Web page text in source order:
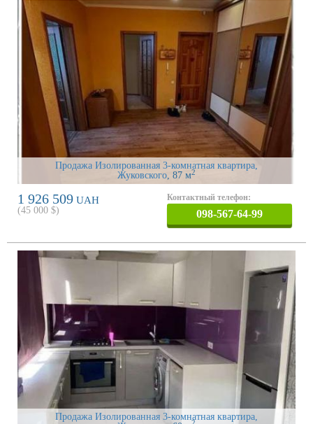
Продажа Изолированная 3-комнатная квартира,
Жуковского , 87 м2
1 926 509 UAH
(45 000 $)
Контактный телефон:
098-567-64-99
Продажа Изолированная 3-комнатная квартира,